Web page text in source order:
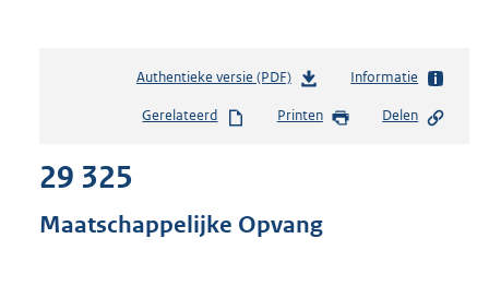
Authentieke versie (PDF)b
s
s
Informatie
Gerelateerd Printen Delen
29 325
Maatschappelijke Opvang